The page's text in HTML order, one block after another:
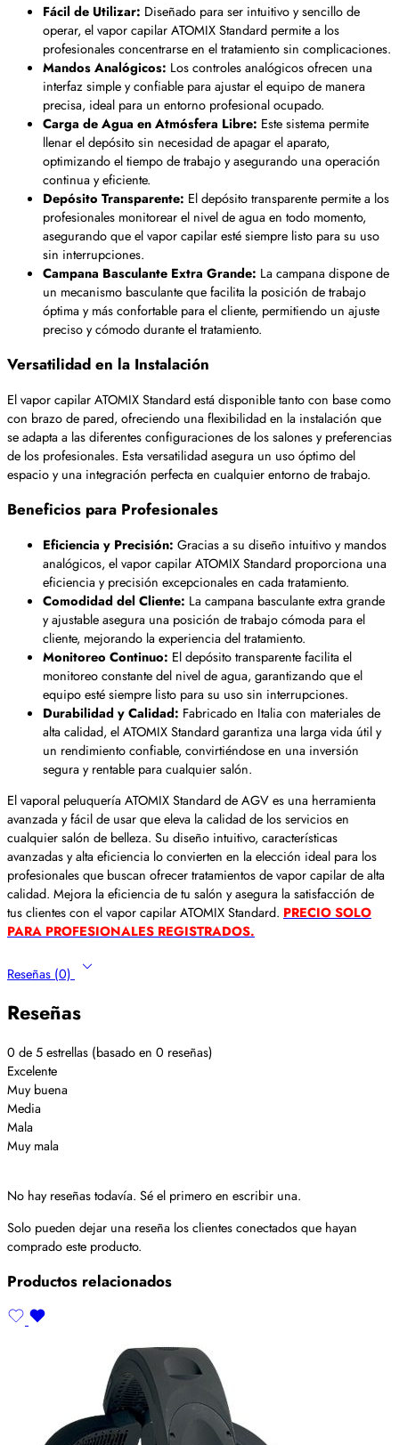
Fácil de Utilizar: Diseñado para ser intuitivo y sencillo de
operar, el vapor capilar ATOMIX Standard permite a los
profesionales concentrarse en el tratamiento sin complicaciones.
Mandos Analógicos: Los controles analógicos ofrecen una
interfaz simple y confiable para ajustar el equipo de manera
precisa, ideal para un entorno profesional ocupado.
Carga de Agua en Atmósfera Libre: Este sistema permite
llenar el depósito sin necesidad de apagar el aparato,
optimizando el tiempo de trabajo y asegurando una operación
continua y eficiente.
Depósito Transparente: El depósito transparente permite a los
profesionales monitorear el nivel de agua en todo momento,
asegurando que el vapor capilar esté siempre listo para su uso
sin interrupciones.
Campana Basculante Extra Grande: La campana dispone de
un mecanismo basculante que facilita la posición de trabajo
óptima y más confortable para el cliente, permitiendo un ajuste
preciso y cómodo durante el tratamiento.
Versatilidad en la Instalación
El vapor capilar ATOMIX Standard está disponible tanto con base como
con brazo de pared, ofreciendo una flexibilidad en la instalación que
se adapta a las diferentes configuraciones de los salones y preferencias
de los profesionales. Esta versatilidad asegura un uso óptimo del
espacio y una integración perfecta en cualquier entorno de trabajo.
Beneficios para Profesionales
Eficiencia y Precisión: Gracias a su diseño intuitivo y mandos
analógicos, el vapor capilar ATOMIX Standard proporciona una
eficiencia y precisión excepcionales en cada tratamiento.
Comodidad del Cliente: La campana basculante extra grande
y ajustable asegura una posición de trabajo cómoda para el
cliente, mejorando la experiencia del tratamiento.
Monitoreo Continuo: El depósito transparente facilita el
monitoreo constante del nivel de agua, garantizando que el
equipo esté siempre listo para su uso sin interrupciones.
Durabilidad y Calidad: Fabricado en Italia con materiales de
alta calidad, el ATOMIX Standard garantiza una larga vida útil y
un rendimiento confiable, convirtiéndose en una inversión
segura y rentable para cualquier salón.
El vaporal peluquería ATOMIX Standard de AGV es una herramienta
avanzada y fácil de usar que eleva la calidad de los servicios en
cualquier salón de belleza. Su diseño intuitivo, características
avanzadas y alta eficiencia lo convierten en la elección ideal para los
profesionales que buscan ofrecer tratamientos de vapor capilar de alta
calidad. Mejora la eficiencia de tu salón y asegura la satisfacción de
tus clientes con el vapor capilar ATOMIX Standard. PRECIO SOLO
PARA PROFESIONALES REGISTRADOS.
Reseñas (0)
Reseñas
0 de 5 estrellas (basado en 0 reseñas)
Excelente
Muy buena
Media
Mala
Muy mala
No hay reseñas todavía. Sé el primero en escribir una.
Solo pueden dejar una reseña los clientes conectados que hayan
comprado este producto.
Productos relacionados